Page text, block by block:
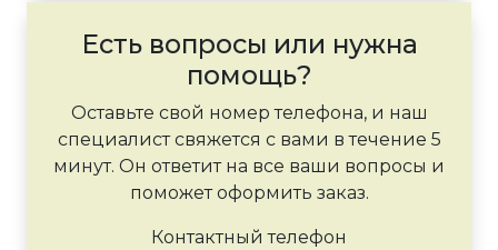
Есть вопросы или нужна
помощь?
Оставьте свой номер телефона, и наш
специалист свяжется с вами в течение 5
минут. Он ответит на все ваши вопросы и
поможет оформить заказ.
Контактный телефон